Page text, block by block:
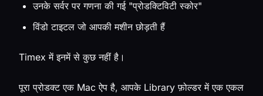
उनके सर्वर पर गणना की गई "प्रोडक्टिविटी स्कोर"
विंडो टाइटल जो आपकी मशीन छोड़ती हैं
Timex में इनमें से कुछ नहीं है।
पूरा प्रोडक्ट एक Mac ऐप है, आपके Library फ़ोल्डर में एक एकल